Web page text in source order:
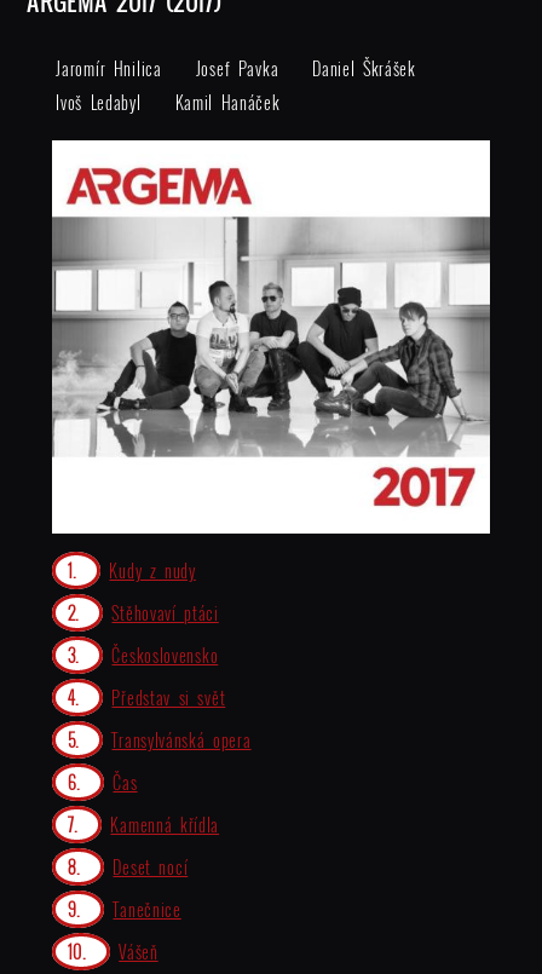
Jaromír Hnilica Josef Pavka
Daniel Škrášek
Ivoš Ledabyl
Kamil Hanáček
Kudy z nudy
Stěhovaví ptáci
Československo
Představ si svět
Transylvánská opera
Čas
Kamenná křídla
Deset nocí
Tanečnice
Vášeň